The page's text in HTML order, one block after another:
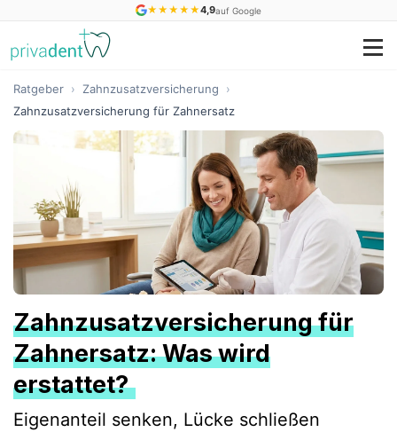
★ ★ ★ ★ ★4,9auf Google
Ratgeber › Zahnzusatzversicherung
›
Zahnzusatzversicherung für Zahnersatz
Zahnzusatzversicherung für
Zahnersatz: Was wird
erstattet?
Eigenanteil senken, Lücke schließen